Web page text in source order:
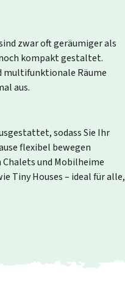
zwar oft geräumiger als
kompakt gestaltet.
multifunktionale Räume
aus.
sodass Sie Ihr
flexibel bewegen
Chalets und Mobilheime
Tiny Houses – ideal für alle,